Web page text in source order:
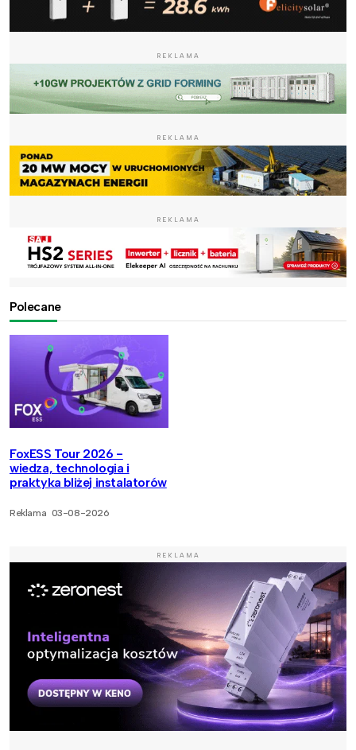
REKLAMA
REKLAMA
REKLAMA
Polecane
FoxESS Tour 2026 -
wiedza, technologia i
praktyka bliżej instalatorów
Reklama 03-08-2026
REKLAMA